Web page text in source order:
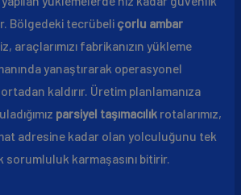
Bölgedeki tecrübeli çorlu ambar
araçlarımızı fabrikanızın yükleme
yanaştırarak operasyonel
kaldırır. Üretim planlamanıza
parsiyel taşımacılıkrotalarımız,
adresine kadar olan yolculuğunu tek
karmaşasını bitirir.